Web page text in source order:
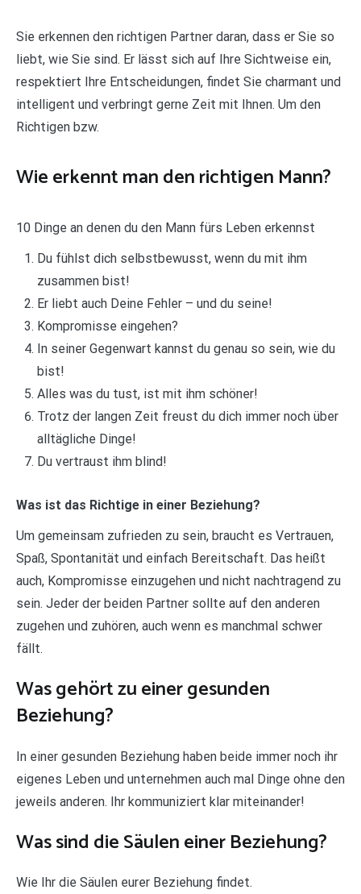
Sie erkennen den richtigen Partner daran, dass er Sie so
liebt, wie Sie sind. Er lässt sich auf Ihre Sichtweise ein,
respektiert Ihre Entscheidungen, findet Sie charmant und
intelligent und verbringt gerne Zeit mit Ihnen. Um den
Richtigen bzw.
Wie erkennt man den richtigen Mann?
10 Dinge an denen du den Mann fürs Leben erkennst
Du fühlst dich selbstbewusst, wenn du mit ihm
zusammen bist!
Er liebt auch Deine Fehler – und du seine!
Kompromisse eingehen?
In seiner Gegenwart kannst du genau so sein, wie du
bist!
Alles was du tust, ist mit ihm schöner!
Trotz der langen Zeit freust du dich immer noch über
alltägliche Dinge!
Du vertraust ihm blind!
Was ist das Richtige in einer Beziehung?
Um gemeinsam zufrieden zu sein, braucht es Vertrauen,
Spaß, Spontanität und einfach Bereitschaft. Das heißt
auch, Kompromisse einzugehen und nicht nachtragend zu
sein. Jeder der beiden Partner sollte auf den anderen
zugehen und zuhören, auch wenn es manchmal schwer
fällt.
Was gehört zu einer gesunden
Beziehung?
In einer gesunden Beziehung haben beide immer noch ihr
eigenes Leben und unternehmen auch mal Dinge ohne den
jeweils anderen. Ihr kommuniziert klar miteinander!
Was sind die Säulen einer Beziehung?
Wie Ihr die Säulen eurer Beziehung findet.